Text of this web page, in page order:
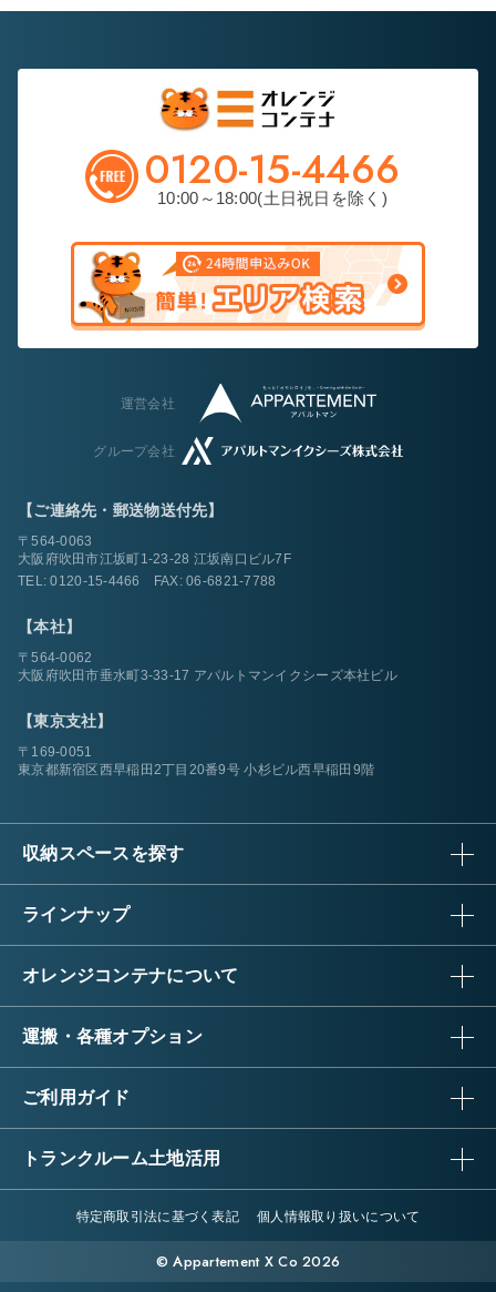
0120-15-4466
10:00～18:00(土日祝日を除く)
運営会社
グループ会社
【ご連絡先・郵送物送付先】
〒564-0063
大阪府吹田市江坂町1-23-28 江坂南口ビル7F
TEL:0120-15-4466 FAX: 06-6821-7788
【本社】
〒564-0062
大阪府吹田市垂水町3-33-17 アパルトマンイクシーズ本社ビル
【東京支社】
〒169-0051
東京都新宿区西早稲田2丁目20番9号 小杉ビル西早稲田9階
収納スペースを探す
ラインナップ
オレンジコンテナについて
運搬・各種オプション
ご利用ガイド
トランクルーム土地活用
特定商取引法に基づく表記 個人情報取り扱いについて
© Appartement X Co 2026